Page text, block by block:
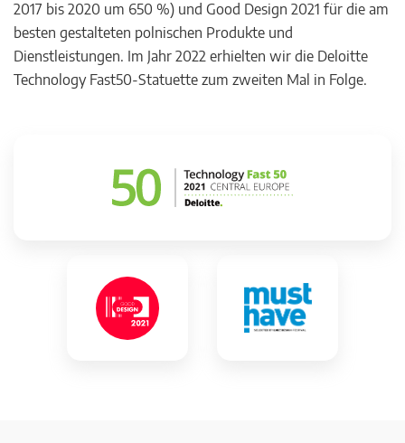
2017 bis 2020 um 650 %) und Good Design 2021 für die am
besten gestalteten polnischen Produkte und
Dienstleistungen. Im Jahr 2022 erhielten wir die Deloitte
Technology Fast50-Statuette zum zweiten Mal in Folge.